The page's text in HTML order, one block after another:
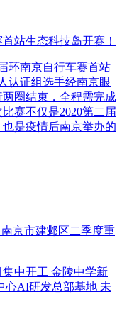
站生态科技岛开赛！
环南京自行车赛首站
认证组选手经南京眼
圈结束，全程需完成
赛不仅是2020第二届
是疫情后南京举办的
京市建邺区二季度重
中开工 金陵中学新
心AI研发总部基地 未